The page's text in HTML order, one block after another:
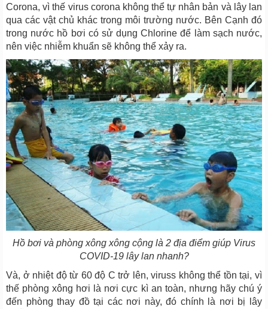
Corona, vì thế virus corona không thể tự nhân bản và lây lan
qua các vật chủ khác trong môi trường nước. Bên Cạnh đó
trong nước hồ bơi có sử dụng Chlorine để làm sạch nước,
nên việc nhiễm khuẩn sẽ không thể xảy ra.
Hồ bơi và phòng xông xông cộng là 2 địa điểm giúp Virus
COVID-19 lây lan nhanh?
Và, ở nhiệt độ từ 60 độ C trở lên, viruss không thể tồn tại, vì
thế phòng xông hơi là nơi cực kì an toàn, nhưng hãy chú ý
đến phòng thay đồ tại các nơi này, đó chính là nơi bị lây